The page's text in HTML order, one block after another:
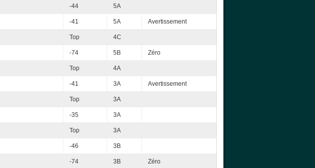
-44 5A
-41 5A Avertissement
Top 4C
-74 5B Zéro
Top 4A
-41 3A Avertissement
Top 3A
-35 3A
Top 3A
-46 3B
-74 3B Zéro